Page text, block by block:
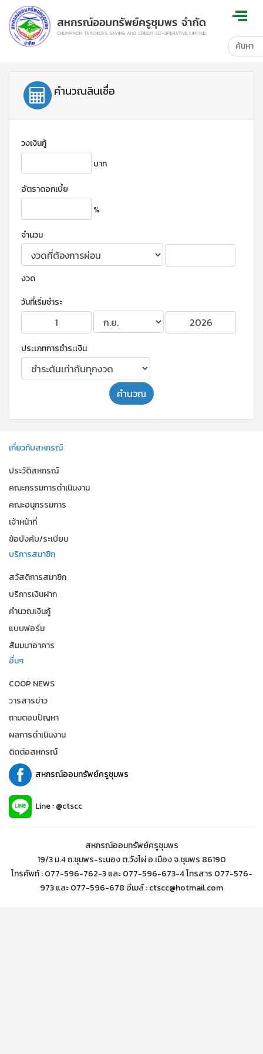
คำนวณสินเชื่อ
วงเงินกู้
บาท
อัตราดอกเบี้ย
%
จำนวน
งวด
วันที่เริ่มชำระ
ประเภทการชำระเงิน
คำนวณ
เกี่ยวกับสหกรณ์
ประวัติสหกรณ์
คณะกรรมการดำเนินงาน
คณะอนุกรรมการ
เจ้าหน้าที่
ข้อบังคับ/ระเบียบ
บริการสมาชิก
สวัสดิการสมาชิก
บริการเงินฝาก
คำนวณเงินกู้
แบบฟอร์ม
สัมมนาอาคาร
อื่นๆ
COOP NEWS
วารสารข่าว
ถามตอบปัญหา
ผลการดำเนินงาน
ติดต่อสหกรณ์
สหกรณ์ออมทรัพย์ครูชุมพร
Line : @ctscc
สหกรณ์ออมทรัพย์ครูชุมพร
19/3 ม.4 ถ.ชุมพร-ระนอง ต.วังไผ่ อ.เมือง จ.ชุมพร 86190
โทรศัพท์ : 077-596-762-3 และ 077-596-673-4 โทรสาร 077-576-
973 และ 077-596-678 อีเมล์ : ctscc@hotmail.com